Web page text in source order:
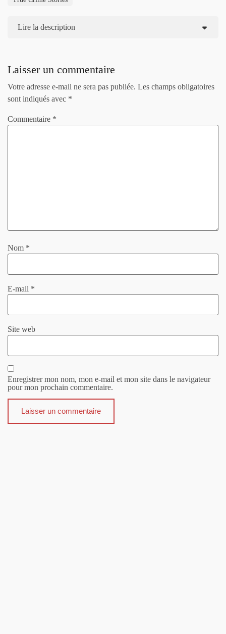
Lire la description
Laisser un commentaire
Votre adresse e-mail ne sera pas publiée. Les champs obligatoires
sont indiqués avec *
Commentaire *
Nom *
E-mail *
Site web
Enregistrer mon nom, mon e-mail et mon site dans le navigateur
pour mon prochain commentaire.